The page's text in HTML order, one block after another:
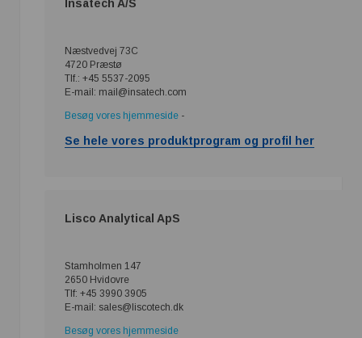
Insatech A/S
Næstvedvej 73C
4720 Præstø
Tlf.: +45 5537-2095
E-mail: mail@insatech.com
Besøg vores hjemmeside -
Se hele vores produktprogram og profil her
Lisco Analytical ApS
Stamholmen 147
2650 Hvidovre
Tlf: +45 3990 3905
E-mail: sales@liscotech.dk
Besøg vores hjemmeside